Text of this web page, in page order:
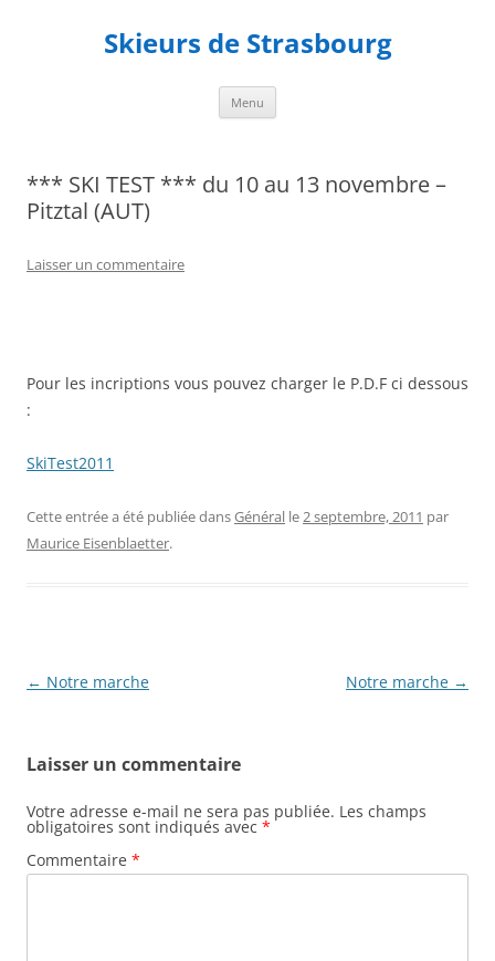
Skieurs de Strasbourg
Menu
*** SKI TEST *** du 10 au 13 novembre –
Pitztal (AUT)
Laisser un commentaire
Pour les incriptions vous pouvez charger le P.D.F ci dessous
:
SkiTest2011
Cette entrée a été publiée dansGénéral le2 septembre, 2011 par
Maurice Eisenblaetter.
Navigation
← Notre marche Notre marche →
Laisser un commentaire
Votre adresse e-mail ne sera pas publiée. Les champs
obligatoires sont indiqués avec *
Commentaire *